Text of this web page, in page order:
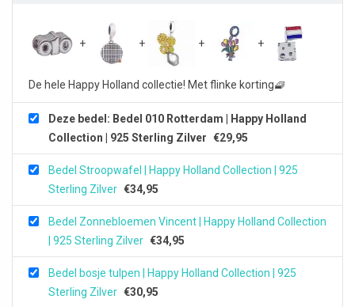
aantal
De hele Happy Holland collectie! Met flinke korting🧇
Deze bedel: Bedel 010 Rotterdam | Happy Holland
Collection | 925 Sterling Zilver €29,95
Bedel Stroopwafel | Happy Holland Collection | 925
Sterling Zilver €34,95
Bedel Zonnebloemen Vincent | Happy Holland Collection
| 925 Sterling Zilver €34,95
Bedel bosje tulpen | Happy Holland Collection | 925
Sterling Zilver €30,95